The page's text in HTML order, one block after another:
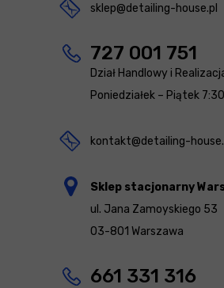
sklep@detailing-house.pl
727 001 751
Dział Handlowy i
Poniedziałek – Piątek
kontakt@detailing-
Sklep stacjonarny
ul. Jana Zamoyskiego 53
03-801 Warszawa
661 331 316